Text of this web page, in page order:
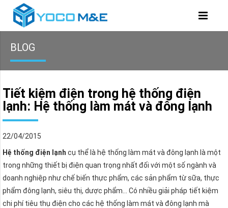
BLOG
Tiết kiệm điện trong hệ thống điện
lạnh: Hệ thống làm mát và đông lạnh
22/04/2015
Hệ thống điện lạnh cụ thể là hệ thống làm mát và đông lạnh là một
trong những thiết bị điện quan trọng nhất đối với một số ngành và
doanh nghiệp như chế biến thực phẩm, các sản phẩm từ sữa, thực
phẩm đông lạnh, siêu thị, dược phẩm… Có nhiều giải pháp tiết kiệm
chi phí tiêu thụ điện cho các hệ thống làm mát và đông lạnh mà